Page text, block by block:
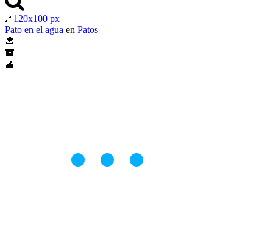
120x100 px
Pato en el agua en Patos